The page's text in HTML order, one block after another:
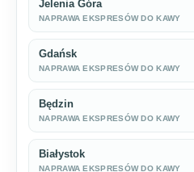
Jelenia Góra
NAPRAWA EKSPRESÓW DO KAWY
Gdańsk
NAPRAWA EKSPRESÓW DO KAWY
Będzin
NAPRAWA EKSPRESÓW DO KAWY
Białystok
NAPRAWA EKSPRESÓW DO KAWY